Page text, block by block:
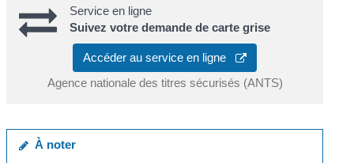
Service en ligne
Suivez votre demande de carte grise
Accéder au service en ligne
Agence nationale des titres sécurisés (ANTS)
À noter